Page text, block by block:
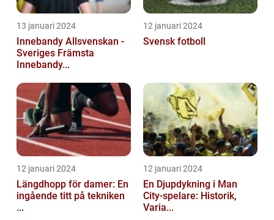
13 januari 2024
Innebandy Allsvenskan -
Sveriges Främsta
Innebandy...
12 januari 2024
Svensk fotboll
12 januari 2024
Längdhopp för damer: En
ingående titt på tekniken
...
12 januari 2024
En Djupdykning i Man
City-spelare: Historik,
Varia...